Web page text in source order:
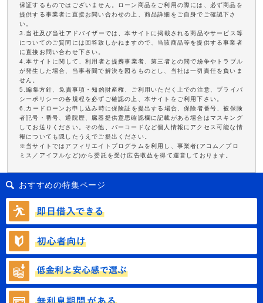
保証するものではございません。ローン商品をご利用の際には、必ず商品を
提供する事業者に直接お問い合わせの上、商品詳細をご自身でご確認下さ
い。
3.当社及び当社アドバイザーでは、本サイトに掲載される商品やサービス等
についてのご質問には回答致しかねますので、当該商品等を提供する事業者
に直接お問い合わせ下さい。
4.本サイトに関して、利用者と提携事業者、第三者との間で紛争やトラブル
が発生した場合、当事者間で解決を図るものとし、当社は一切責任を負いま
せん。
5.編集方針、免責事項・知的財産権、ご利用いただく上での注意、プライバ
シーポリシーの各規程を必ずご確認の上、本サイトをご利用下さい。
6.カードローンお申し込み時に保険証を提出する場合、保険者番号、被保険
者記号・番号、通院歴、臓器提供意思確認欄に記載がある場合はマスキング
してお送りください。その他、バーコードなど個人情報にアクセス可能な情
報についても隠したうえでご提出ください。
※当サイトではアフィリエイトプログラムを利用し、事業者(アコム／プロ
ミス／アイフルなど)から委託を受け広告収益を得て運営しております。
おすすめの特集ページ